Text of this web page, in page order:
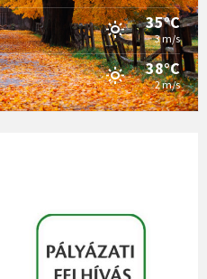
35°C
3 m/s
38°C
2 m/s